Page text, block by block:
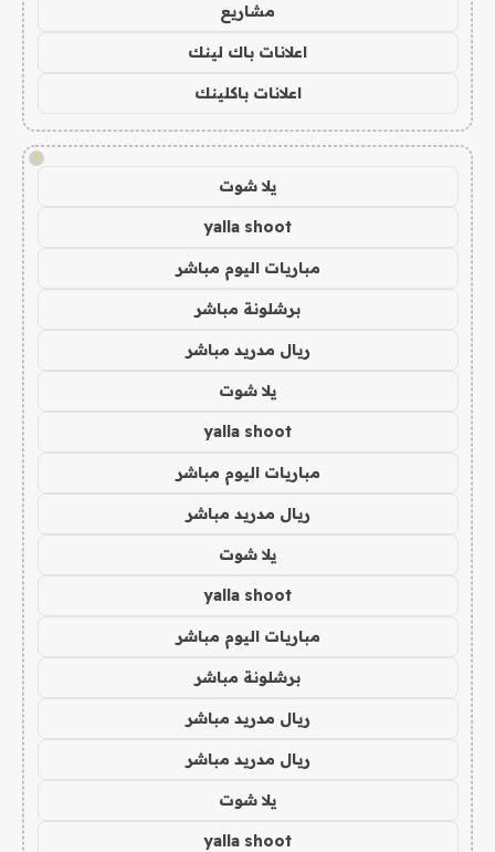
مشاريع
اعلانات باك لينك
اعلانات باكلينك
!
يلا شوت
yalla shoot
مباريات اليوم مباشر
برشلونة مباشر
ريال مدريد مباشر
يلا شوت
yalla shoot
مباريات اليوم مباشر
ريال مدريد مباشر
يلا شوت
yalla shoot
مباريات اليوم مباشر
برشلونة مباشر
ريال مدريد مباشر
ريال مدريد مباشر
يلا شوت
yalla shoot